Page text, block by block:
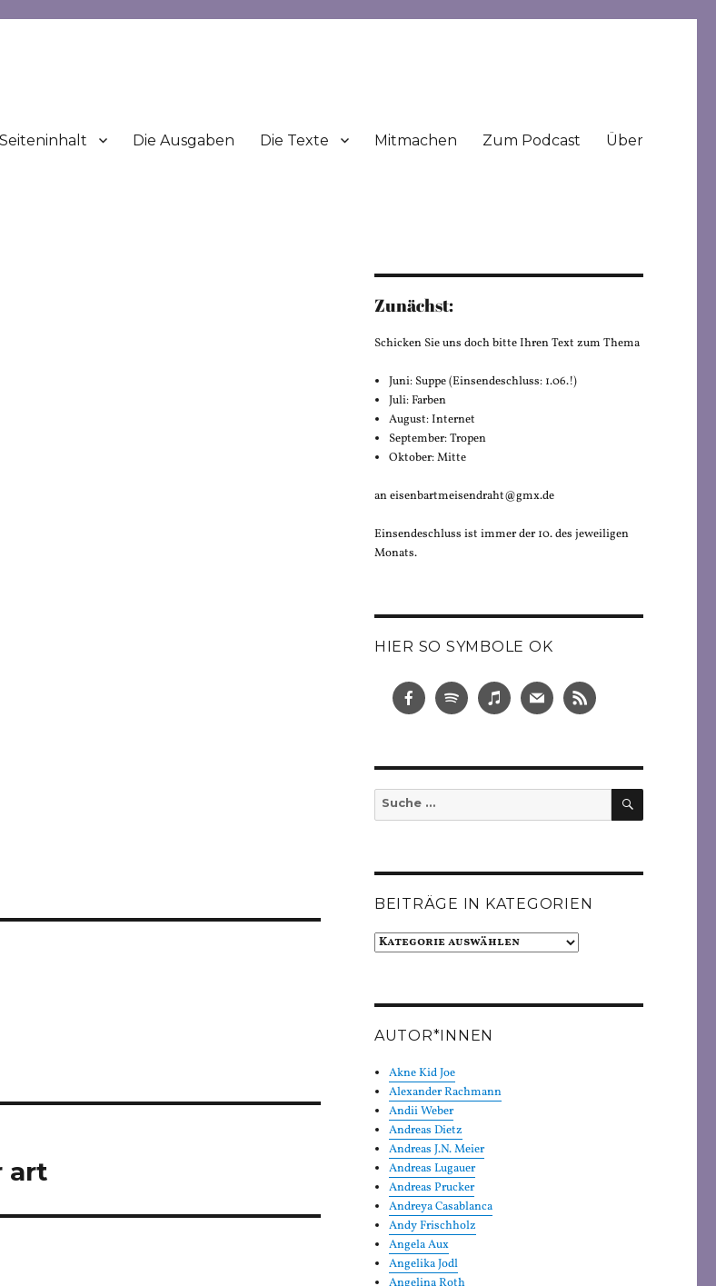
Seiteninhalt Die Ausgaben Die Texte Mitmachen Zum Podcast Über
art
Zunächst:
Schicken Sie uns doch bitte Ihren Text zum Thema
Juni: Suppe (Einsendeschluss: 1.06.!)
Juli: Farben
August: Internet
September: Tropen
Oktober: Mitte
an eisenbartmeisendraht@gmx.de
Einsendeschluss ist immer der 10. des jeweiligen
Monats.
HIER SO SYMBOLE OK
Suche
nach:
SUCHEN
BEITRÄGE IN KATEGORIEN
Beiträge
AUTOR*INNEN
Akne Kid Joe
Alexander Rachmann
Andii Weber
Andreas Dietz
Andreas J.N. Meier
Andreas Lugauer
Andreas Prucker
Andreya Casablanca
Andy Frischholz
Angela Aux
Angelika Jodl